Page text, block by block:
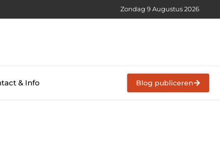
Zondag 9 Augustus 2026
& Info Blog publiceren